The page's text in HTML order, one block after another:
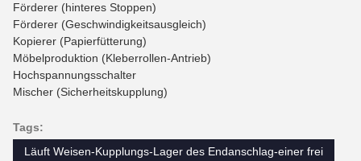
Förderer (hinteres Stoppen)
Förderer (Geschwindigkeitsausgleich)
Kopierer (Papierfütterung)
Möbelproduktion (Kleberrollen-Antrieb)
Hochspannungsschalter
Mischer (Sicherheitskupplung)
Tags:
Läuft Weisen-Kupplungs-Lager des Endanschlag-einer frei